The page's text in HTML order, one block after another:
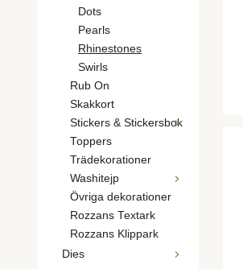
Dots
Pearls
Rhinestones
Swirls
Rub On
Skakkort
Stickers & Stickersbok
Toppers
Trädekorationer
Washitejp
Övriga dekorationer
Rozzans Textark
Rozzans Klippark
Dies